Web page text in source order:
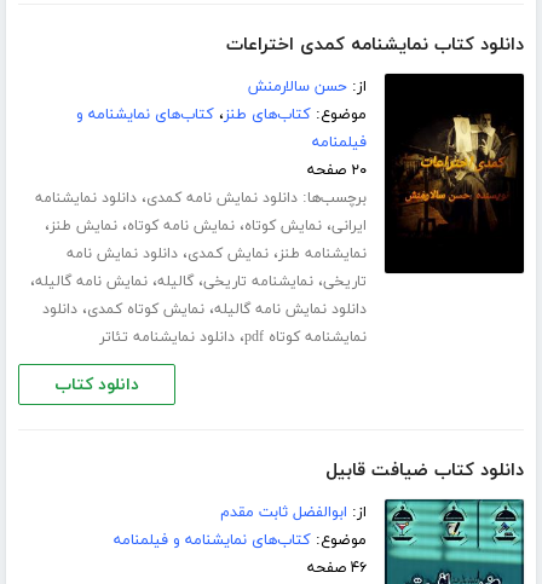
دانلود کتاب نمایشنامه کمدی اختراعات
از:حسن سالارمنش
موضوع:کتاب‌های طنز،کتاب‌های نمایشنامه و
فیلمنامه
۲۰ صفحه
برچسب‌ها:دانلود نمایش نامه کمدی،دانلود نمایشنامه
ایرانی،نمایش کوتاه،نمایش نامه کوتاه،نمایش طنز،
نمایشنامه طنز،نمایش کمدی،دانلود نمایش نامه
تاریخی،نمایشنامه تاریخی،گالیله،نمایش نامه گالیله،
دانلود نمایش نامه گالیله،نمایش کوتاه کمدی،دانلود
نمایشنامه کوتاه pdf
،دانلود نمایشنامه تئاتر
دانلود کتاب
دانلود کتاب ضیافت قابیل
از: ابوالفضل ثابت مقدم
موضوع:کتاب‌های نمایشنامه و فیلمنامه
۴۶ صفحه